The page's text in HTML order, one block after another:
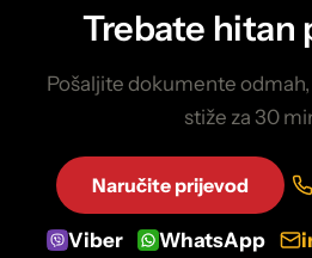
Trebate hitan
Pošaljite dokumente
stiže za 30
Naručite prijevod
Viber WhatsApp